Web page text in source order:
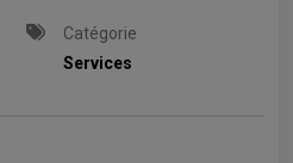
Catégorie
Services